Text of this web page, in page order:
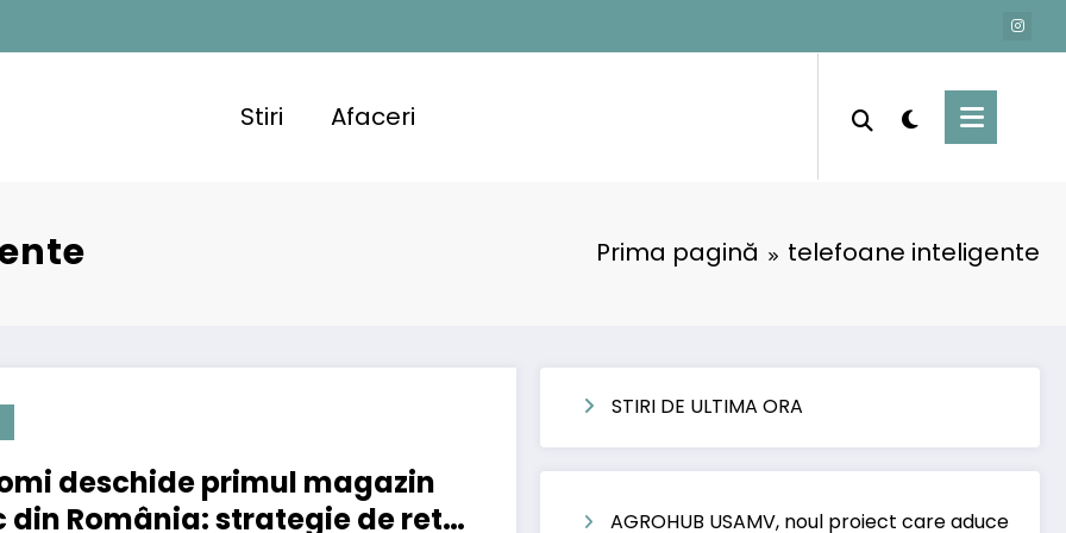
Stiri Afaceri
Prima pagină telefoane inteligente
deschide primul magazin
din România: strategie de retail
STIRI DE ULTIMA ORA
AGROHUB USAMV, noul proiect care aduce